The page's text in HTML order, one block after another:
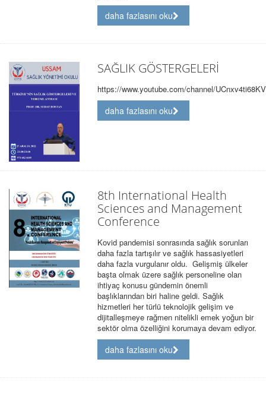
daha fazlasını oku
SAĞLIK GÖSTERGELERİ
https://www.youtube.com/channel/
daha fazlasını oku
8th International Health
Sciences and Management
Conference
Kovid pandemisi sonrasında sağlık sorunları
daha fazla tartışılır ve sağlık hassasiyetleri
daha fazla vurgulanır oldu. Gelişmiş ülkeler
başta olmak üzere sağlık personeline olan
ihtiyaç konusu gündemin önemli
başlıklarından biri haline geldi. Sağlık
hizmetleri her türlü teknolojik gelişim ve
dijitalleşmeye rağmen nitelikli emek yoğun bir
sektör olma özelliğini korumaya devam ediyor.
daha fazlasını oku